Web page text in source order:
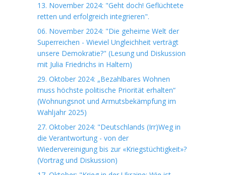
13. November 2024: "Geht doch! Geflüchtete
retten und erfolgreich integrieren".
06. November 2024: "Die geheime Welt der
Superreichen - Wieviel Ungleichheit verträgt
unsere Demokratie?" (Lesung und Diskussion
mit Julia Friedrichs in Haltern)
29. Oktober 2024: „Bezahlbares Wohnen
muss höchste politische Priorität erhalten“
(Wohnungsnot und Armutsbekämpfung im
Wahljahr 2025)
27. Oktober 2024: "Deutschlands (Irr)Weg in
die Verantwortung - von der
Wiedervereinigung bis zur «Kriegstüchtigkeit»?
(Vortrag und Diskussion)